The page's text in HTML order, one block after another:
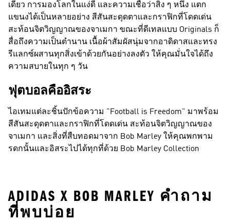
เดียว การมองโลกในแง่ดี และความเชื่อว่าสิ่ง ๆ หนึ่ง แตก
แขนงได้เป็นหลายอย่าง สีสันสะดุดตาและกราฟิกที่โดดเด่น
สะท้อนจิตวิญญาณของจาเมกา ขณะที่ดีเทลแบบ Originals ก็
สื่อถึงความเป็นตำนาน เนื้อผ้าสัมผัสนุ่มจากอาดิดาสและทรง
รีแลกซ์ผสานทุกสิ่งเข้าด้วยกันอย่างลงตัว ให้คุณมั่นใจได้ถึง
ความสบายในทุก ๆ วัน
ฟุตบอลคืออิสระ
ไอเทมแต่ละชิ้นปักข้อความ "Football is Freedom" มาพร้อม
สีสันสะดุดตาและกราฟิกที่โดดเด่น สะท้อนจิตวิญญาณของ
จาเมกา และสิ่งที่สืบทอดมาจาก Bob Marley ให้คุณพกพาม
รดกนั้นและอิสระไปได้ทุกที่ด้วย Bob Marley Collection
ADIDAS X BOB MARLEY คำถาม
ที่พบบ่อย